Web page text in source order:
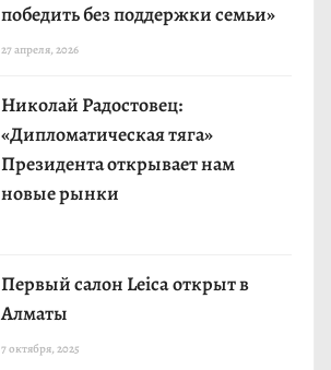
победить без поддержки семьи»
27 апреля, 2026
Николай Радостовец:
«Дипломатическая тяга»
Президента открывает нам
новые рынки
Первый салон Leica открыт в
Алматы
7 октября, 2025